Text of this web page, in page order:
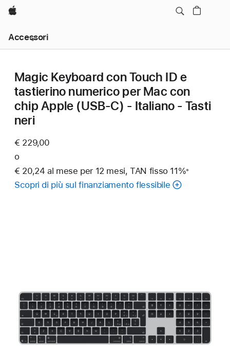
Apple
Accessori
locale,
apri
Magic Keyboard con Touch ID e
tastierino numerico per Mac con
chip Apple (USB‑C) - Italiano - Tasti
neri
€ 229,00
o
€ 20,24 al mese per 12 mesi, TAN fisso 11%※
Scopri di più sul finanziamento flessibile